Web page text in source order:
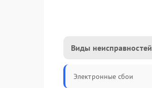
Виды неисправностей
Электронные сбои